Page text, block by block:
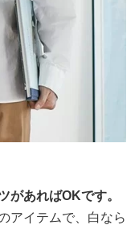
があればOKです。
アイテムで、白なら